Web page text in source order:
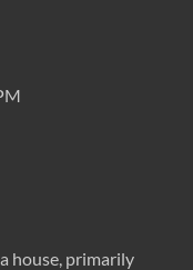
house, primarily